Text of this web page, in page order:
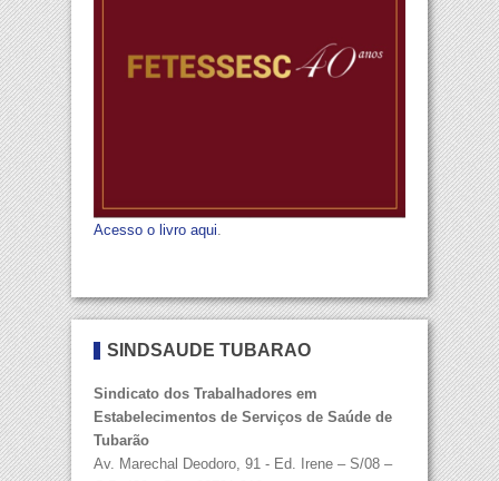
Acesso o livro aqui
SINDSAÚDE TUBARÃO
Sindicato dos Trabalhadores em
Estabelecimentos de Serviços de Saúde de
Tubarão
Av. Marechal Deodoro, 91 - Ed. Irene – S/08 –